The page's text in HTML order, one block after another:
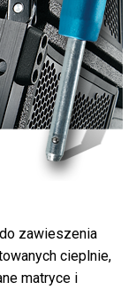
zawieszenia
cieplnie,
matryce i